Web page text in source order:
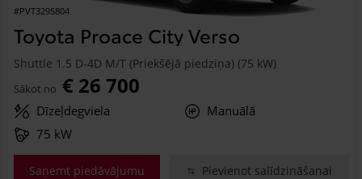
#PVT3295804
Toyota Proace City Verso
Shuttle 1.5 D-4D M/T (Priekšējā piedziņa) (75 kW)
Sākot no € 26 700
Dīzeļdegviela
Manuālā
75 kW
Saņemt piedāvājumu Pievienot salīdzināšanai